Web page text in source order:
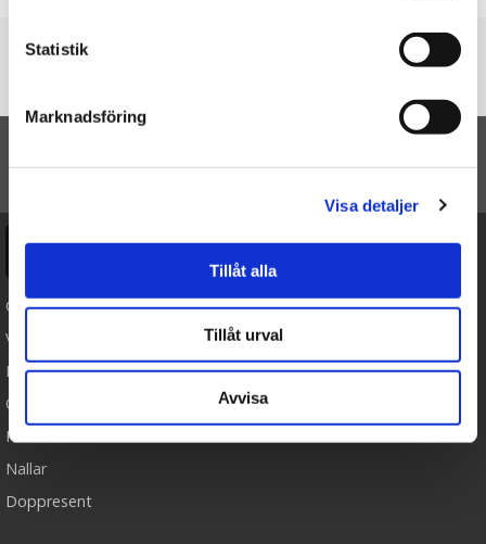
Statistik
Marknadsföring
Visa detaljer
Tillåt alla
Tillåt urval
Avvisa
TILL TOPPEN
Cookies
Varumärken
Köpvillkor
Om oss
Presenteriet Rabattkod
Nallar
Doppresent